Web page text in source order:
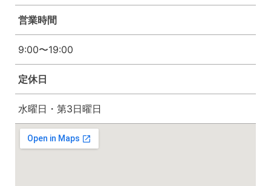
営業時間
9:00〜19:00
定休日
水曜日・第3日曜日